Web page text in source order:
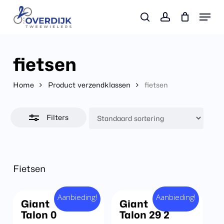
content
searchaccount
Menu
fietsen
Home Product verzendklassen fietsen
Filters
Close
Fietsen
Aanbieding!
Giant
Talon 0
Aanbieding!
Giant
Talon 29 2